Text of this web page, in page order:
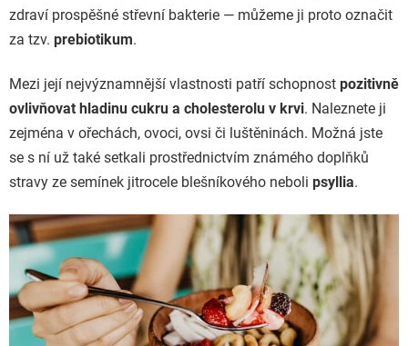
zdraví prospěšné střevní bakterie — můžeme ji proto označit
za tzv. prebiotikum.
Mezi její nejvýznamnější vlastnosti patří schopnost pozitivně
ovlivňovat hladinu cukru a cholesterolu v krvi. Naleznete ji
zejména v ořechách, ovoci, ovsi či luštěninách. Možná jste
se s ní už také setkali prostřednictvím známého doplňků
stravy ze semínek jitrocele blešníkového neboli psyllia.